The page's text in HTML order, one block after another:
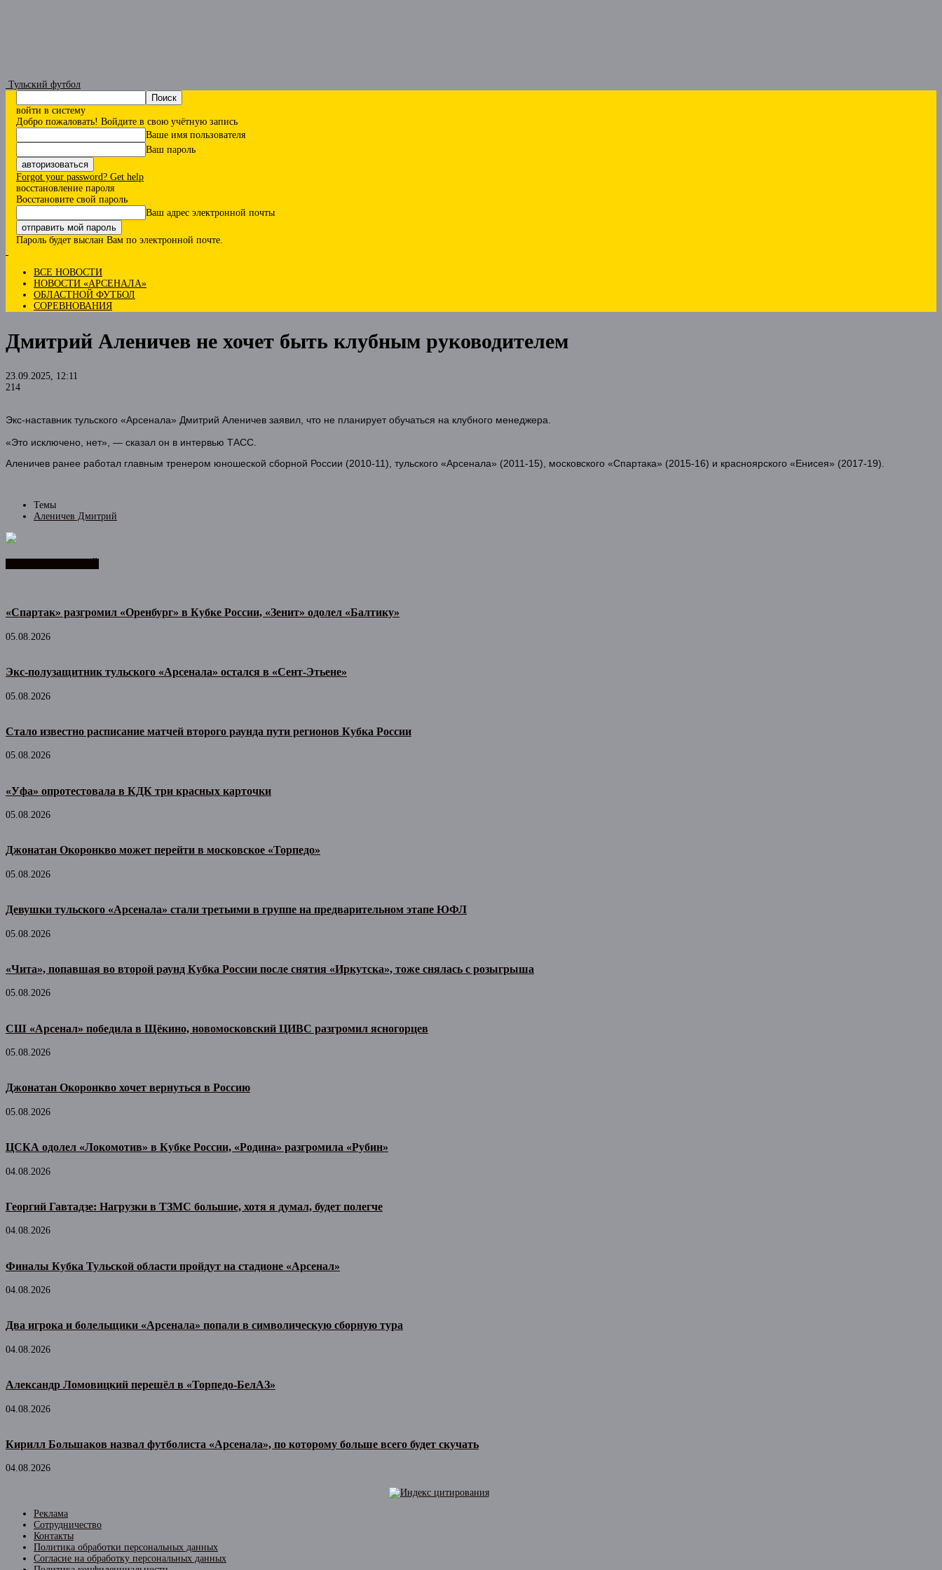
Тульский футбол
войти в систему
Добро пожаловать! Войдите в свою учётную запись
Ваше имя пользователя
Ваш пароль
Forgot your password? Get help
восстановление пароля
Восстановите свой пароль
Ваш адрес электронной почты
Пароль будет выслан Вам по электронной почте.
ВСЕ НОВОСТИ
НОВОСТИ «АРСЕНАЛА»
ОБЛАСТНОЙ ФУТБОЛ
СОРЕВНОВАНИЯ
Дмитрий Аленичев не хочет быть клубным руководителем
23.09.2025, 12:11
214
Экс-наставник тульского «Арсенала» Дмитрий Аленичев заявил, что не планирует обучаться на клубного менеджера.
«Это исключено, нет», — сказал он в интервью ТАСС.
Аленичев ранее работал главным тренером юношеской сборной России (2010-11), тульского «Арсенала» (2011-15), московского «Спартака» (2015-16) и красноярского «Енисея» (2017-19).
Темы
Аленичев Дмитрий
«Спартак» разгромил «Оренбург» в Кубке России, «Зенит» одолел «Балтику»
05.08.2026
Экс-полузащитник тульского «Арсенала» остался в «Сент-Этьене»
05.08.2026
Стало известно расписание матчей второго раунда пути регионов Кубка России
05.08.2026
«Уфа» опротестовала в КДК три красных карточки
05.08.2026
Джонатан Окоронкво может перейти в московское «Торпедо»
05.08.2026
Девушки тульского «Арсенала» стали третьими в группе на предварительном этапе ЮФЛ
05.08.2026
«Чита», попавшая во второй раунд Кубка России после снятия «Иркутска», тоже снялась с розыгрыша
05.08.2026
СШ «Арсенал» победила в Щёкино, новомосковский ЦИВС разгромил ясногорцев
05.08.2026
Джонатан Окоронкво хочет вернуться в Россию
05.08.2026
ЦСКА одолел «Локомотив» в Кубке России, «Родина» разгромила «Рубин»
04.08.2026
Георгий Гавтадзе: Нагрузки в ТЗМС большие, хотя я думал, будет полегче
04.08.2026
Финалы Кубка Тульской области пройдут на стадионе «Арсенал»
04.08.2026
Два игрока и болельщики «Арсенала» попали в символическую сборную тура
04.08.2026
Александр Ломовицкий перешёл в «Торпедо-БелАЗ»
04.08.2026
Кирилл Большаков назвал футболиста «Арсенала», по которому больше всего будет скучать
04.08.2026
Реклама
Сотрудничество
Контакты
Политика обработки персональных данных
Согласие на обработку персональных данных